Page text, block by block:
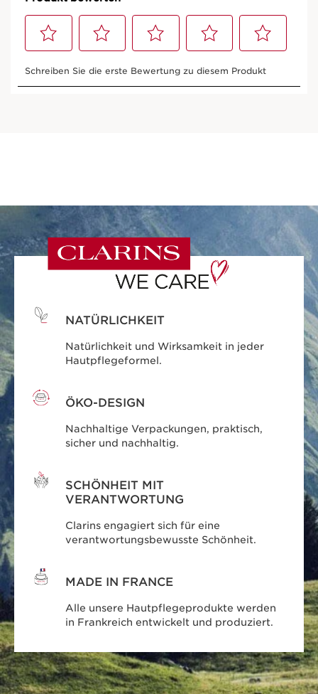
NATÜRLICHKEIT
Natürlichkeit und Wirksamkeit in jeder
Hautpflegeformel.
ÖKO-DESIGN
Nachhaltige Verpackungen, praktisch,
sicher und nachhaltig.
SCHÖNHEIT MIT
VERANTWORTUNG
Clarins engagiert sich für eine
verantwortungsbewusste Schönheit.
MADE IN FRANCE
Alle unsere Hautpflegeprodukte werden
in Frankreich entwickelt und produziert.